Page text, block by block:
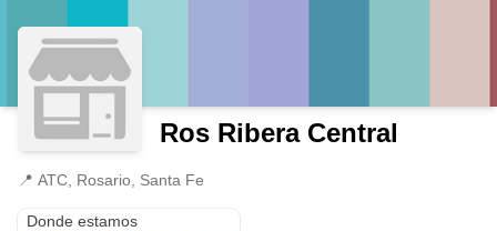
Ros Ribera Central
📍 ATC, Rosario, Santa Fe
Donde estamos